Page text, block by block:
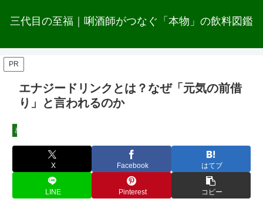
三代目の至福｜唎酒師がつなぐ「本物」の飲料図鑑
PR
エナジードリンクとは？なぜ「元気の前借
り」と言われるのか
炭酸
X Facebook はてブ
LINE Pinterest コピー